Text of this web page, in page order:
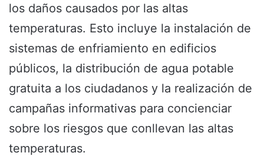
los daños causados por las altas
temperaturas. Esto incluye la instalación de
sistemas de enfriamiento en edificios
públicos, la distribución de agua potable
gratuita a los ciudadanos y la realización de
campañas informativas para concienciar
sobre los riesgos que conllevan las altas
temperaturas.